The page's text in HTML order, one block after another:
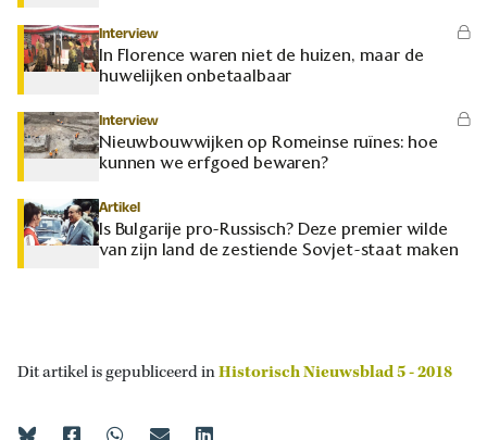
Interview
In Florence waren niet de huizen, maar de
huwelijken onbetaalbaar
Interview
Nieuwbouwwijken op Romeinse ruïnes: hoe
kunnen we erfgoed bewaren?
Artikel
Is Bulgarije pro-Russisch? Deze premier wilde
van zijn land de zestiende Sovjet-staat maken
Dit artikel is gepubliceerd inHistorisch Nieuwsblad 5 - 2018